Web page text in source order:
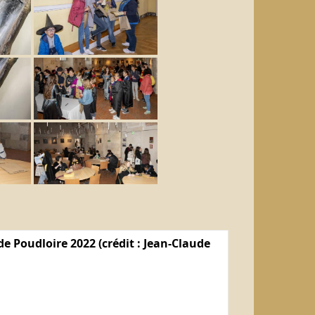
Poudloire 2022 (crédit : Jean-Claude